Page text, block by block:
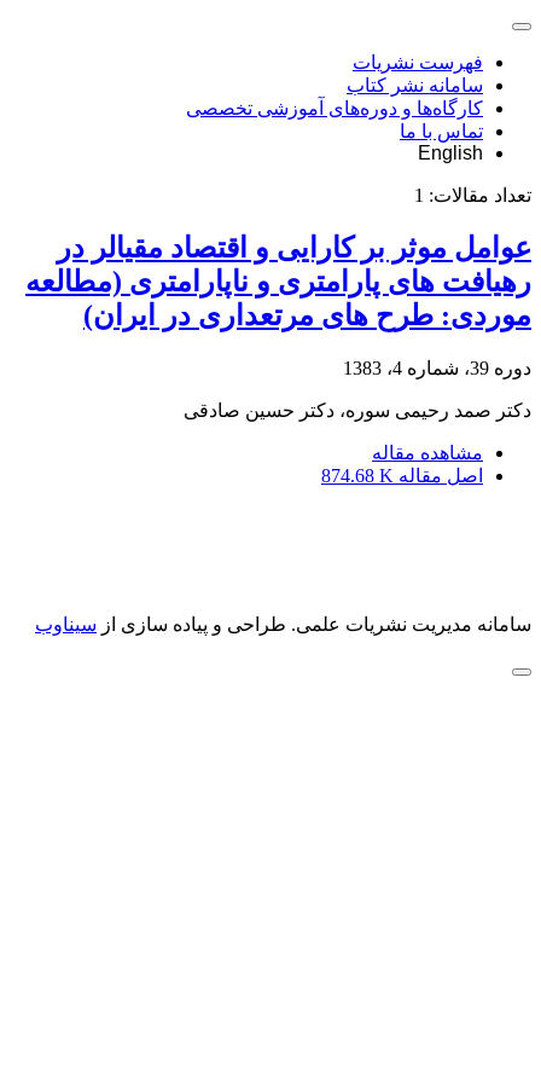
فهرست نشریات
سامانه نشر کتاب
کارگاه‌ها و دوره‌های آموزشی تخصصی
تماس با ما
English
تعداد مقالات: 1
عوامل موثر بر کارایی و اقتصاد مقیالر در
رهیافت های پارامتری و ناپارامتری (مطالعه
موردی: طرح های مرتعداری در ایران)
دوره 39، شماره 4، 1383
دکتر صمد رحیمى سوره، دکتر حسین صادقى
مشاهده مقاله
اصل مقاله 874.68 K
سامانه مدیریت نشریات علمی. طراحی و پیاده سازی از سیناوب